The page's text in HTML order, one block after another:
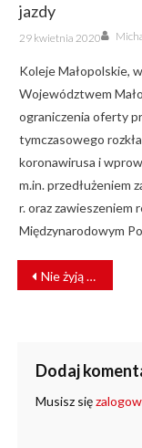
jazdy
Posted
on
29 kwietnia 2020
Koleje Małopolskie,
Województwem
ograniczenia oferty
tymczasowego
koronawirusa i
m.in. przedłużeniem
r. oraz zawieszeniem
Międzynarodowym
NAWIGACJA
WPISU
Nie żyją dwie osoby. Bus wjechał pod pociąg POLREGIO
Dodaj
Musisz się